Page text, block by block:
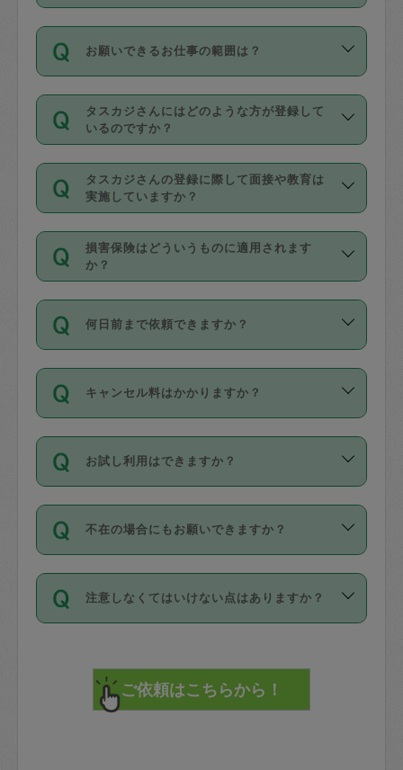
リカ、au WALLETなど）は支払にはご利
銀行振込や現金払いも対応していませ
なお、タスカジさんの交通費も、依頼料
金のご請求と合わせてお支払いとなりま
動計算で表示されます。
りに、一定数を超えたキャンセルは有償
（例：毎週定期の場合は３回以上のキャ
ンセルが有償（1200円、隔週定期の場合
は２回以上のキャンセルが有償（1200
ます。交通費の金額は「依頼の詳細」に
時間帯は3種類あります。いずれも１回あ
たり３時間です。
・ＡＭ ９時～１２時
・ＰＭ １３時～１６時
・夜 １８時～２１時
開始時間を２時間前後変更することが可
能です。依頼送信後、個別にタスカジさ
んにメッセージを送り調整してくださ
い。ただし、２時間を越えての調整はで
時間も被らない場合、損害保険の対象外
お願いできるお仕事の範囲は？
掃除、整理収納、洗濯、買い物、料理、
作り置きです。タスカジさんによってで
きる仕事の範囲が異なりますので、依頼
する前にタスカジさんのプロフィールで
確認してください。
基本的に、高所での作業や危険作業、屋
外での作業は対象外です。
タスカジさんにはどのような方が登録して
いるのですか？
主婦として長年の家事経験をお持ちの
方、栄養士・調理師といった資格者で保
育園や学校の給食やレストランで料理関
係の専門職に従事されていた方、日本で
すでにハウスキーパーや英語の先生とし
てお仕事をしているフィリピン出身の
社員など様々なバックグラウンドの方が
登録しています。
日本語も話せる方など様々です。
ールに記載していますので、各自の得意
を依頼してください。
タスカジさんの登録に際して面接や教育は
実施していますか？
応募の際に、各自事務局との面接と説明
を行っています。その後、身分証明書の
写真提出をしていただいています。外国
確認しています。タスカジさんトレーニ
ング動画を使ったセルフトレーニングの
現場トライアルを受け、合格したタスカ
ジさんが活動されています。
※テストセンターの講評は１件目のレビュ
参考
【詳細】タスカジさんの登録に際
損害保険はどういうものに適用されます
か？
依頼者とタスカジさんとの間でタスカジ
を通して成立した作業時間内での作業に
適用されます。作業範囲は、掃除、洗
です。作業中に物を壊したり、人にけが
をさせたりした場合が対象で、補償金額
す。
写真を撮り、
詳細FAQ：
損害賠償保険について教えて
何日前まで依頼できますか？
ご依頼は、現在を起点に3日後（72時間
以降）の日時から受付可能となっていま
す。
タスカジさんへ「募集」をかけることが
可能です。
キャンセル料はかかりますか？
キャンセル料には、以下の2種類がありま
す。
1. 直前キャンセル（定期、スポット契約
共通）
72時間を超える※と、以下のキャンセル
料が発生します。
直前キャンセル料：
72時間前〜24時間前＝依頼料金の50%
お試し利用はできますか？
「お試し利用」というメニューはありま
せんが、「一回のみ」依頼を活用するこ
とによって、気に入ったタスカジさんを
まず、条件の合う気になるタスカジさ
みてください。
その後、一番気に入ったタスカジさんに
不在の場合にもお願いできますか？
不在の場合の作業はタスカジさんの同意
が必要です。数回の依頼ののち、タスカ
ジさんと依頼者の間で十分な信頼関係が
てください。
不在時に部屋に入るためにタスカジさん
注意しなくてはいけない点はありますか？
で、必ず鍵のかかるロッカーや金庫に入
れて依頼者の責任の元管理するよう心掛
けてください。